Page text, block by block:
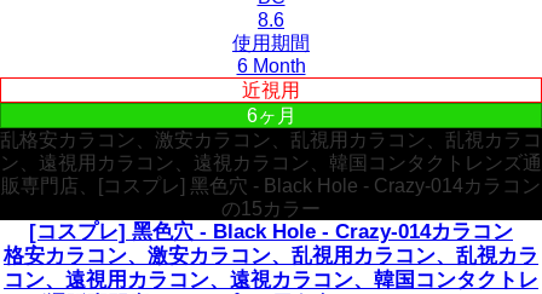
8.6
使用期間
6 Month
近視用
6ヶ月
乱格安カラコン、激安カラコン、乱視用カラコン、乱視カラコ
ン、遠視用カラコン、遠視カラコン、韓国コンタクトレンズ通
販専門店、[コスプレ] 黑色穴 - Black Hole - Crazy-014カラコン
の15カラー
[コスプレ] 黑色穴 - Black Hole - Crazy-014カラコン
格安カラコン、激安カラコン、乱視用カラコン、乱視カラ
コン、遠視用カラコン、遠視カラコン、韓国コンタクトレ